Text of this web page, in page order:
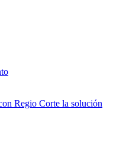
Regio Corte la solución